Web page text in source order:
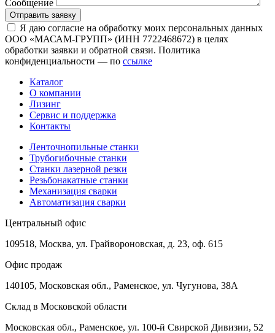
Сообщение
Отправить заявку
Я даю согласие на обработку моих персональных данных
ООО «МАСАМ-ГРУПП» (ИНН 7722468672) в целях
обработки заявки и обратной связи. Политика
конфиденциальности — по ссылке
Каталог
О компании
Лизинг
Сервис и поддержка
Контакты
Ленточнопильные станки
Трубогибочные станки
Станки лазерной резки
Резьбонакатные станки
Механизация сварки
Автоматизация сварки
Центральный офис
109518, Москва, ул. Грайвороновская, д. 23, оф. 615
Офис продаж
140105, Московская обл., Раменское, ул. Чугунова, 38А
Склад в Московской области
Московская обл., Раменское, ул. 100-й Свирской Дивизии, 52